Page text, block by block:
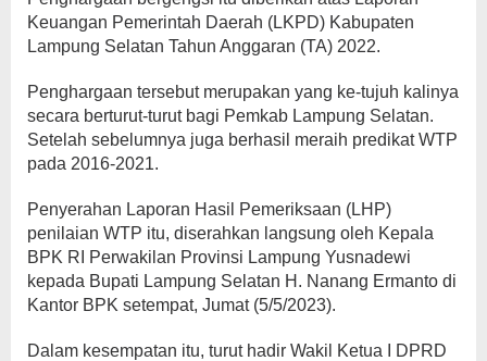
Keuangan Pemerintah Daerah (LKPD) Kabupaten
Lampung Selatan Tahun Anggaran (TA) 2022.
Penghargaan tersebut merupakan yang ke-tujuh kalinya
secara berturut-turut bagi Pemkab Lampung Selatan.
Setelah sebelumnya juga berhasil meraih predikat WTP
pada 2016-2021.
Penyerahan Laporan Hasil Pemeriksaan (LHP)
penilaian WTP itu, diserahkan langsung oleh Kepala
BPK RI Perwakilan Provinsi Lampung Yusnadewi
kepada Bupati Lampung Selatan H. Nanang Ermanto di
Kantor BPK setempat, Jumat (5/5/2023).
Dalam kesempatan itu, turut hadir Wakil Ketua I DPRD